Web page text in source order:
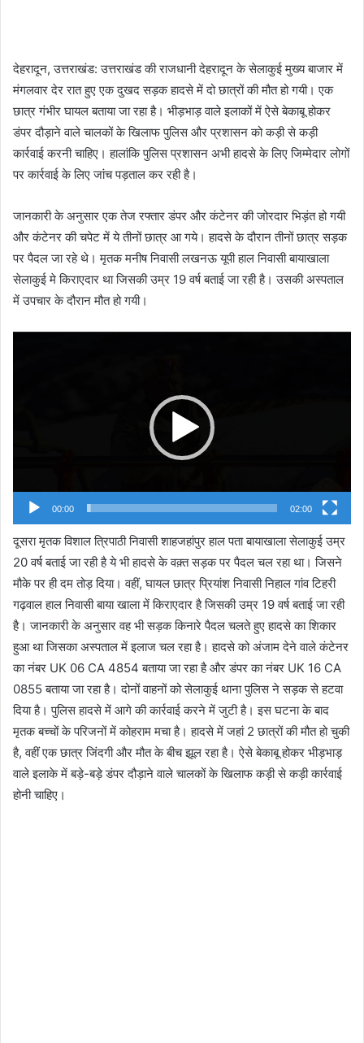
देहरादून, उत्तराखंड: उत्तराखंड की राजधानी देहरादून के सेलाकुई मुख्य बाजार में
मंगलवार देर रात हुए एक दुखद सड़क हादसे में दो छात्रों की मौत हो गयी। एक
छात्र गंभीर घायल बताया जा रहा है। भीड़भाड़ वाले इलाकों में ऐसे बेकाबू होकर
डंपर दौड़ाने वाले चालकों के खिलाफ पुलिस और प्रशासन को कड़ी से कड़ी
कार्रवाई करनी चाहिए। हालांकि पुलिस प्रशासन अभी हादसे के लिए जिम्मेदार लोगों
पर कार्रवाई के लिए जांच पड़ताल कर रही है।
जानकारी के अनुसार एक तेज रफ्तार डंपर और कंटेनर की जोरदार भिड़ंत हो गयी
और कंटेनर की चपेट में ये तीनों छात्र आ गये। हादसे के दौरान तीनों छात्र सड़क
पर पैदल‌ जा रहे थे। मृतक मनीष निवासी लखनऊ यूपी हाल निवासी बायाखाला
सेलाकुई मे किराएदार था जिसकी उम्र 19 वर्ष बताई जा रही है। उसकी अस्पताल
में उपचार के दौरान मौत हो गयी।
00:00 02:00
दूसरा मृतक विशाल त्रिपाठी निवासी शाहजहांपुर हाल पता बायाखाला सेलाकुई उम्र
20 वर्ष बताई जा रही है ये भी हादसे के वक़्त सड़क पर पैदल चल रहा था। जिसने
मौके पर ही दम‌ तोड़ दिया। वहीं, घायल छात्र प्रियांश निवासी निहाल गांव टिहरी
गढ़वाल हाल निवासी बाया खाला में किराएदार है जिसकी उम्र 19 वर्ष बताई जा रही
है। जानकारी के अनुसार वह भी सड़क किनारे पैदल चलते हुए हादसे का शिकार
हुआ था जिसका अस्पताल में इलाज चल रहा है। हादसे को‌ अंजाम देने वाले कंटेनर
का नंबर UK 06 CA 4854 बताया जा रहा है और डंपर का नंबर UK 16 CA
0855 बताया जा रहा है। दोनों वाहनों को‌ सेलाकुई थाना पुलिस ने सड़क से हटवा
दिया है। पुलिस हादसे में आगे की कार्रवाई करने में जुटी है। इस घटना के बाद
मृतक बच्चों के परिजनों में कोहराम मचा है। हादसे में जहां 2 छात्रों की मौत हो चुकी
है, वहीं एक छात्र जिंदगी और मौत के बीच झूल रहा है। ऐसे बेकाबू होकर भीड़भाड़
वाले इलाके में बड़े-बड़े डंपर दौड़ाने वाले चालकों के खिलाफ कड़ी से कड़ी कार्रवाई
होनी चाहिए।